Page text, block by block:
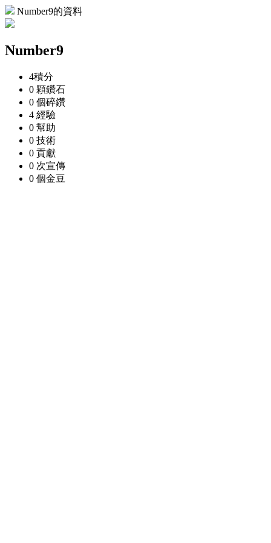
Number9的資料
Number9
4積分
0 顆鑽石
0 個碎鑽
4 經驗
0 幫助
0 技術
0 貢獻
0 次宣傳
0 個金豆